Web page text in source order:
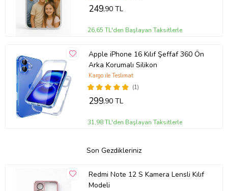
249,90 TL
26,65 TL'den Başlayan Taksitlerle
Apple iPhone 16 Kılıf Şeffaf 360 Ön
Arka Korumalı Silikon
(1)
Kargo ile Teslimat
299,90 TL
31,98 TL'den Başlayan Taksitlerle
Son Gezdikleriniz
Redmi Note 12 S Kamera Lensli Kılıf
Modeli